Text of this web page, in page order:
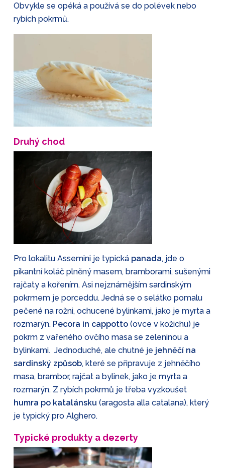
Obvykle se opéká a používá se do polévek nebo
rybích pokrmů.
Druhý chod
Pro lokalitu Assemini je typická panada, jde o
pikantní koláč plněný masem, bramborami, sušenými
rajčaty a kořením. Asi nejznámějším sardinským
pokrmem je porceddu. Jedná se o selátko pomalu
pečené na rožni, ochucené bylinkami, jako je myrta a
rozmarýn. Pecora in cappotto (ovce v kožichu) je
pokrm z vařeného ovčího masa se zeleninou a
bylinkami. Jednoduché, ale chutné je jehněčí na
sardinský způsob, které se připravuje z jehněčího
masa, brambor, rajčat a bylinek, jako je myrta a
rozmarýn. Z rybích pokrmů je třeba vyzkoušet
humra po katalánsku (aragosta alla catalana), který
je typický pro Alghero.
Typické produkty a dezerty